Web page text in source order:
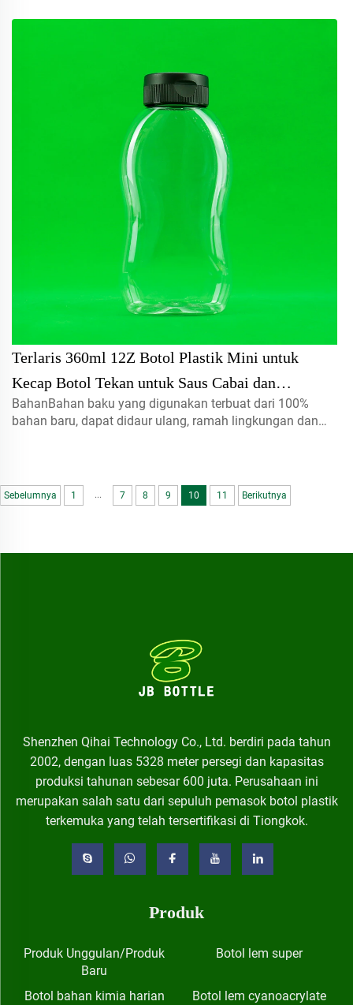
15mlhubungi kami untuk pesanan khususTutup semprot,
Terlaris 360ml 12Z Botol Plastik Mini untuk
Kecap Botol Tekan untuk Saus Cabai dan
Kemasan Salad
BahanBahan baku yang digunakan terbuat dari 100%
bahan baru, dapat didaur ulang, ramah lingkungan dan
Sebelumnya 1 ... 7 8 9 10 11 Berikutnya
Shenzhen Qihai Technology Co., Ltd. berdiri pada tahun
2002, dengan luas 5328 meter persegi dan kapasitas
produksi tahunan sebesar 600 juta. Perusahaan ini
merupakan salah satu dari sepuluh pemasok botol plastik
terkemuka yang telah tersertifikasi di Tiongkok.
Produk
Produk Unggulan/Produk
Baru
Botol lem super
Botol bahan kimia harian
Botol lem cyanoacrylate